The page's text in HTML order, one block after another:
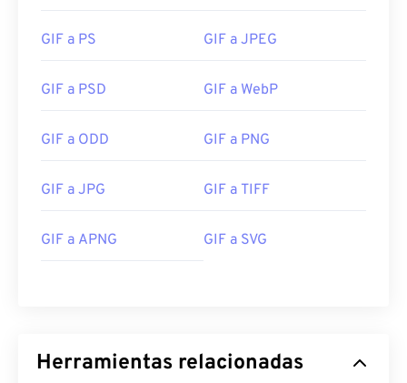
GIF a PS GIF a JPEG
GIF a PSD GIF a WebP
GIF a ODD GIF a PNG
GIF a JPG GIF a TIFF
GIF a APNG GIF a SVG
Herramientas relacionadas